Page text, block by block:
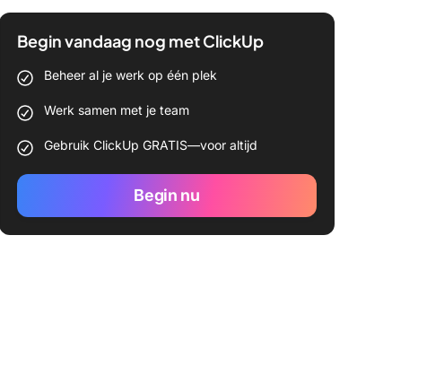
Begin vandaag nog met ClickUp
Beheer al je werk op één plek
Werk samen met je team
Gebruik ClickUp GRATIS—voor altijd
Begin nu